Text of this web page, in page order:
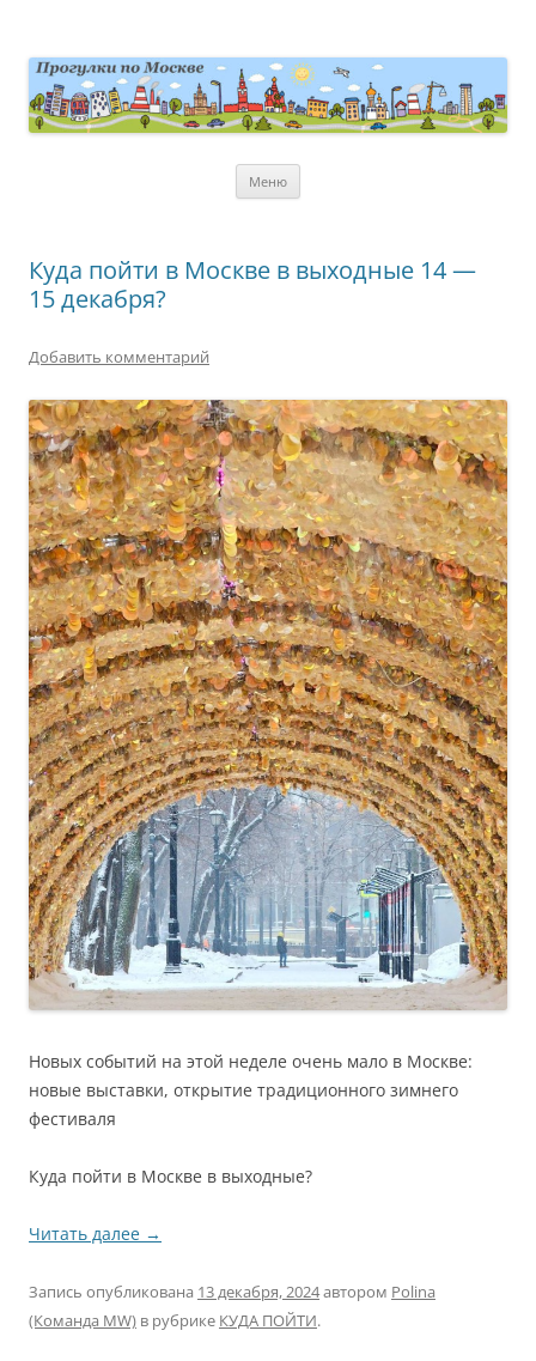
Меню
Куда пойти в Москве в выходные 14 —
15 декабря?
Добавить комментарий
Новых событий на этой неделе очень мало в Москве:
новые выставки, открытие традиционного зимнего
фестиваля
Куда пойти в Москве в выходные?
Читать далее →
Запись опубликована 13 декабря, 2024автором Polina
(Команда MW) в рубрике КУДА ПОЙТИ.